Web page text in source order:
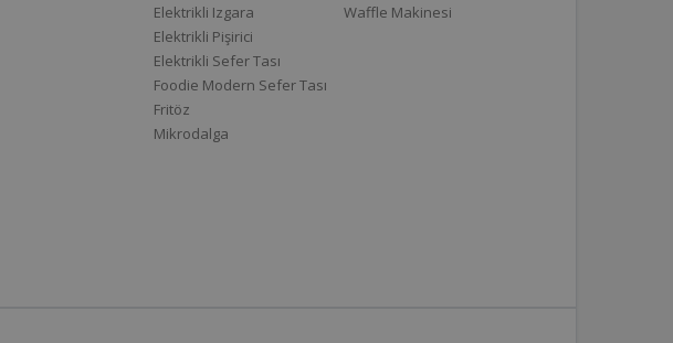
Elektrikli Izgara
Elektrikli Pişirici
Elektrikli Sefer Tası
Foodie Modern Sefer Tası
Fritöz
Mikrodalga
Waffle Makinesi